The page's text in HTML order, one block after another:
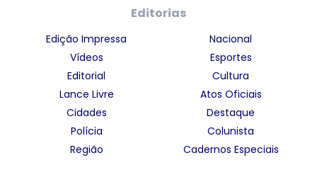
Editorias
Edição Impressa
Vídeos
Editorial
Lance Livre
Cidades
Polícia
Região
Nacional
Esportes
Cultura
Atos Oficiais
Destaque
Colunista
Cadernos Especiais